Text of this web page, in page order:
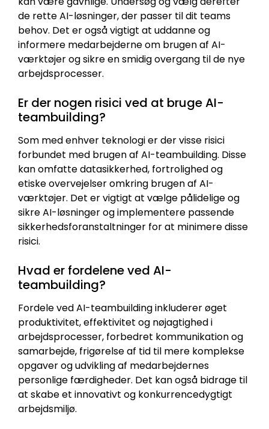
de rette AI-løsninger, der passer til dit teams
behov. Det er også vigtigt at uddanne og
informere medarbejderne om brugen af AI-
værktøjer og sikre en smidig overgang til de nye
arbejdsprocesser.
Er der nogen risici ved at bruge AI-
teambuilding?
Som med enhver teknologi er der visse risici
forbundet med brugen af AI-teambuilding. Disse
kan omfatte datasikkerhed, fortrolighed og
etiske overvejelser omkring brugen af AI-
værktøjer. Det er vigtigt at vælge pålidelige og
sikre AI-løsninger og implementere passende
sikkerhedsforanstaltninger for at minimere disse
risici.
Hvad er fordelene ved AI-
teambuilding?
Fordele ved AI-teambuilding inkluderer øget
produktivitet, effektivitet og nøjagtighed i
arbejdsprocesser, forbedret kommunikation og
samarbejde, frigørelse af tid til mere komplekse
opgaver og udvikling af medarbejdernes
personlige færdigheder. Det kan også bidrage til
at skabe et innovativt og konkurrencedygtigt
arbejdsmiljø.